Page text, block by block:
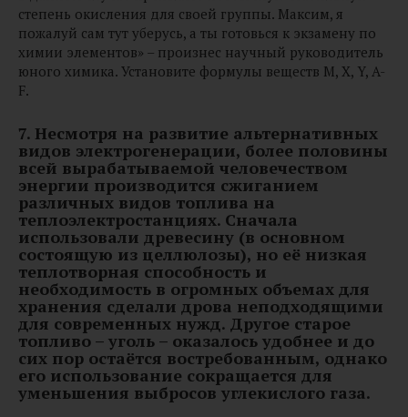
степень окисления для своей группы. Максим, я
пожалуй сам тут уберусь, а ты готовься к экзамену по
химии элементов» – произнес научный руководитель
юного химика. Установите формулы веществ M, X, Y, A-
F.
7. Несмотря на развитие альтернативных
видов электрогенерации, более половины
всей вырабатываемой человечеством
энергии производится сжиганием
различных видов топлива на
теплоэлектростанциях. Сначала
использовали древесину (в основном
состоящую из целлюлозы), но её низкая
теплотворная способность и
необходимость в огромных объемах для
хранения сделали дрова неподходящими
для современных нужд. Другое старое
топливо – уголь – оказалось удобнее и до
сих пор остаётся востребованным, однако
его использование сокращается для
уменьшения выбросов углекислого газа.